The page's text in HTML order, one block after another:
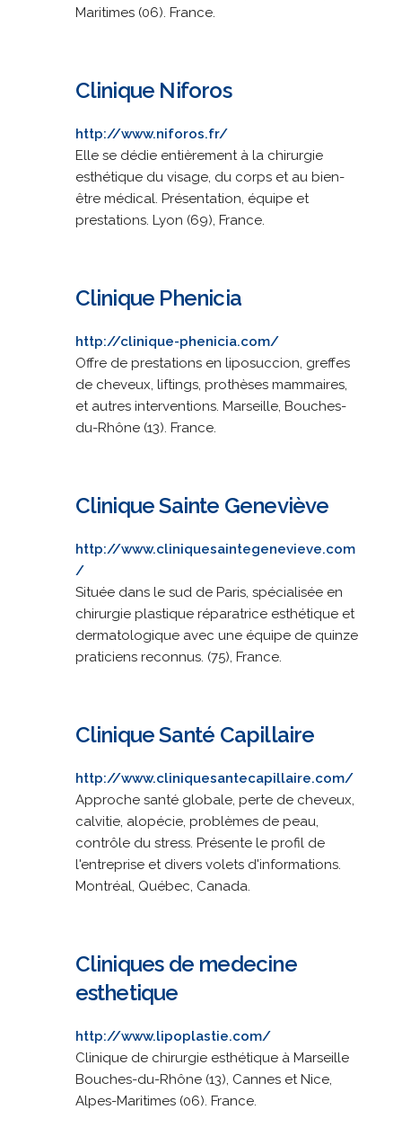
Maritimes (06). France.
Clinique Niforos
http://www.niforos.fr/
Elle se dédie entièrement à la chirurgie
esthétique du visage, du corps et au bien-
être médical. Présentation, équipe et
prestations. Lyon (69), France.
Clinique Phenicia
http://clinique-phenicia.com/
Offre de prestations en liposuccion, greffes
de cheveux, liftings, prothèses mammaires,
et autres interventions. Marseille, Bouches-
du-Rhône (13). France.
Clinique Sainte Geneviève
http://www.cliniquesaintegenevieve.com
/
Située dans le sud de Paris, spécialisée en
chirurgie plastique réparatrice esthétique et
dermatologique avec une équipe de quinze
praticiens reconnus. (75), France.
Clinique Santé Capillaire
http://www.cliniquesantecapillaire.com/
Approche santé globale, perte de cheveux,
calvitie, alopécie, problèmes de peau,
contrôle du stress. Présente le profil de
l'entreprise et divers volets d'informations.
Montréal, Québec, Canada.
Cliniques de medecine
esthetique
http://www.lipoplastie.com/
Clinique de chirurgie esthétique à Marseille
Bouches-du-Rhône (13), Cannes et Nice,
Alpes-Maritimes (06). France.